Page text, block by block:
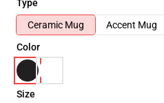
Type
Ceramic Mug
Accent Mug
Color
Size